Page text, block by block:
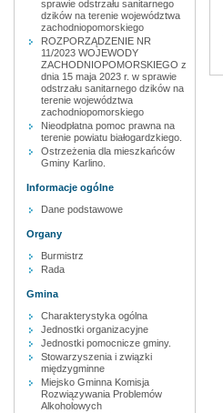
sprawie odstrzału sanitarnego
dzików na terenie województwa
zachodniopomorskiego
ROZPORZĄDZENIE NR
11/2023 WOJEWODY
ZACHODNIOPOMORSKIEGO z
dnia 15 maja 2023 r. w sprawie
odstrzału sanitarnego dzików na
terenie województwa
zachodniopomorskiego
Nieodpłatna pomoc prawna na
terenie powiatu białogardzkiego.
Ostrzeżenia dla mieszkańców
Gminy Karlino.
Informacje ogólne
Dane podstawowe
Organy
Burmistrz
Rada
Gmina
Charakterystyka ogólna
Jednostki organizacyjne
Jednostki pomocnicze gminy.
Stowarzyszenia i związki
międzygminne
Miejsko Gminna Komisja
Rozwiązywania Problemów
Alkoholowych